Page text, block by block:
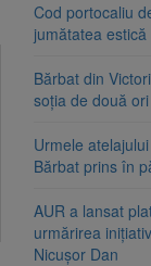
Cod portocaliu
jumătatea
Bărbat din
soția de două
Urmele
Bărbat prins în
AUR a lansat
urmărirea
Nicușor Dan